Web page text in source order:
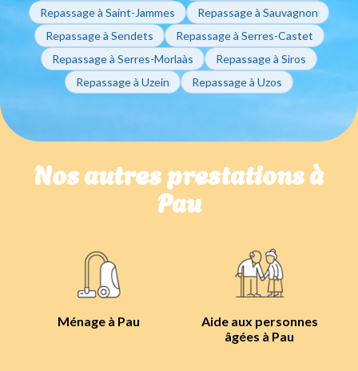
Repassage à Saint-Jammes
Repassage à Sauvagnon
Repassage à Sendets
Repassage à Serres-Castet
Repassage à Serres-Morlaàs
Repassage à Siros
Repassage à Uzein
Repassage à Uzos
Nos autres prestations à
Pau
Ménage à Pau
Aide aux personnes
âgées à Pau